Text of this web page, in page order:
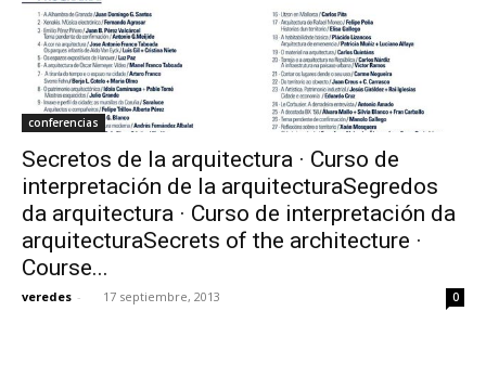
conferencias
Secretos de la arquitectura · Curso de
interpretación de la arquitecturaSegredos
da arquitectura · Curso de interpretación da
arquitecturaSecrets of the architecture ·
Course...
veredes - 17 septiembre, 2013 0